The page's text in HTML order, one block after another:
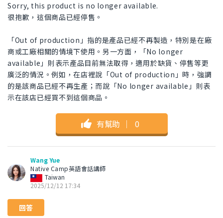
Sorry, this product is no longer available.
很抱歉，這個商品已經停售。
「Out of production」指的是產品已經不再製造，特別是在廠
商或工廠相關的情境下使用。另一方面，「No longer
available」則表示產品目前無法取得，適用於缺貨、停售等更
廣泛的情況。例如，在店裡說「Out of production」時，強調
的是該商品已經不再生產；而說「No longer available」則表
示在該店已經買不到這個商品。
有幫助 ｜ 0
Wang Yue
Native Camp英語會話講師
Taiwan
2025/12/12 17:34
回答